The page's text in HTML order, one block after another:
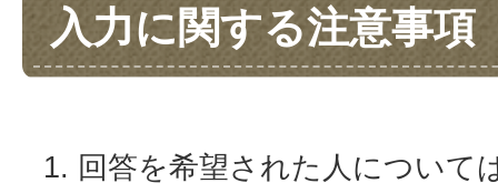
入力に関する注意事項
回答を希望された人について